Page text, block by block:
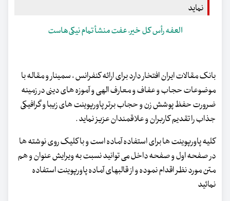
نماید
العفه رأس کل خیر، عفت منشأ تمام نیکی‌هاست
بانک مقالات ایران افتخار دارد برای ارائه کنفرانس ، سمینار و مقاله با
موضوعات حجاب و عفاف و معارف الهی و آموزه های دینی در زمینه
ضرورت حفظ پوشش زن و حجاب برتر پاورپوینت های زیبا و گرافیکی
جذاب را تقدیم کاربران و علاقمندان عزیز نماید .
کلیه پاورپوینت ها برای استفاده آماده است و با کلیک روی نوشته ها
در صفحه اول و صفحه داخل می توانید نسبت به ویرایش عنوان و هم
متن مورد نظر اقدام نموده و از قالبهای آماده پاورپوینت استفاده
نمائید